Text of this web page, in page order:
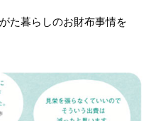
た暮らしのお財布事情を